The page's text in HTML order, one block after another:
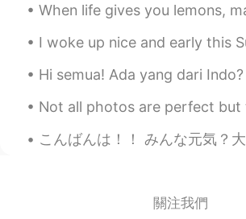
When life gives you lemons, make champagne and leave the whole world
I woke up nice and early this Sunday morning so that I can put a smile on
Hi semua! Ada yang dari Indo? Aku mau tahu tentang artis terkenal yang
Not all photos are perfect but they are perfect enough for me to say
こんばんは！！ みんな元気？大変な日々が続いとるけど、一緒に乗り越えましょう😍 この間、最近寝れないというモーメンツを書いて、たくさんの人か
關注我們